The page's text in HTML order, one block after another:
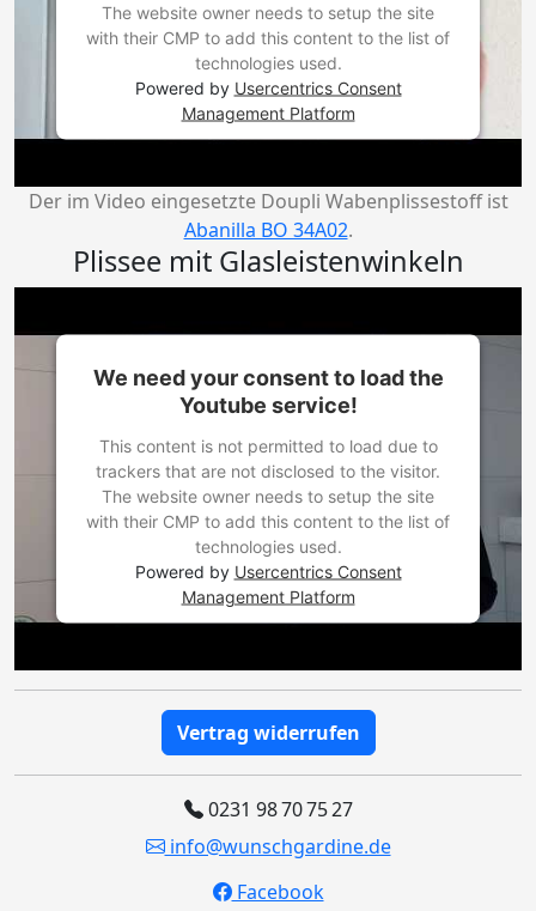
The website owner needs to setup the site
with their CMP to add this content to the list of
technologies used.
Powered by Usercentrics Consent
Management Platform
Der im Video eingesetzte Doupli Wabenplissestoff ist
Abanilla BO 34A02.
Plissee mit Glasleistenwinkeln
We need your consent to load the
Youtube service!
This content is not permitted to load due to
trackers that are not disclosed to the visitor.
The website owner needs to setup the site
with their CMP to add this content to the list of
technologies used.
Powered by Usercentrics Consent
Management Platform
Vertrag widerrufen
0231 98 70 75 27
info@wunschgardine.de
Facebook